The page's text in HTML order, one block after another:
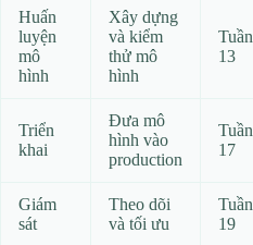
Huấn
luyện
mô
hình
Xây dựng
và kiểm
thử mô
hình
Tuần
13
Triển
khai
Đưa mô
hình vào
production
Tuần
17
Giám
sát
Theo dõi
và tối ưu
Tuần
19